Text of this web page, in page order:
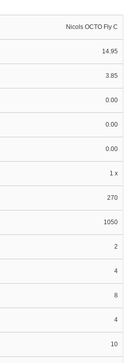
Nicols OCTO Fly C
14.95
3.85
0.00
0.00
0.00
1 x
270
1050
2
4
8
4
10